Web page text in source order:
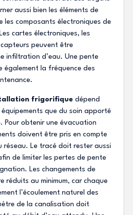
aussi bien les éléments de
les composants électroniques de
cartes électroniques, les
peuvent être
infiltration d’eau. Une pente
également la fréquence des
frigorifique dépend
que du soin apporté
Pour obtenir une évacuation
doivent être pris en compte
réseau. Le tracé doit rester aussi
de limiter les pertes de pente
Les changements de
réduits au minimum, car chaque
l’écoulement naturel des
de la canalisation doit